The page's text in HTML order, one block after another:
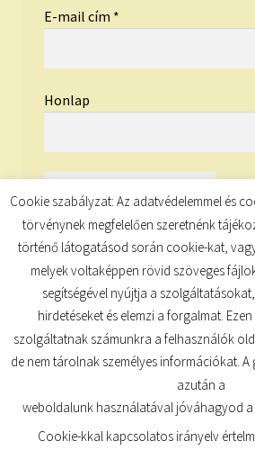
E-mail cím *
Honlap
© TUDATKULCS 2026
Cookie szabályzat: Az adatvédelemmel és
törvénynek megfelelően szeretnénk
történő látogatásod során cookie-kat,
melyek voltaképpen rövid szöveges
segítségével nyújtja a
hirdetéseket és elemzi a forgalmat.
szolgáltatnak számunkra a felhasználók
de nem tárolnak személyes információkat.
azután a
weboldalunk használatával jóváhagyod
Cookie-kkal kapcsolatos irányelv